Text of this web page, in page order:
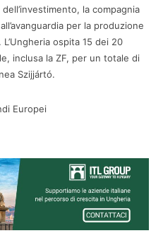
la compagnia
per la produzione
ospita 15 dei 20
inclusa la ZF, per un totale di
Szijjártó.
Europei